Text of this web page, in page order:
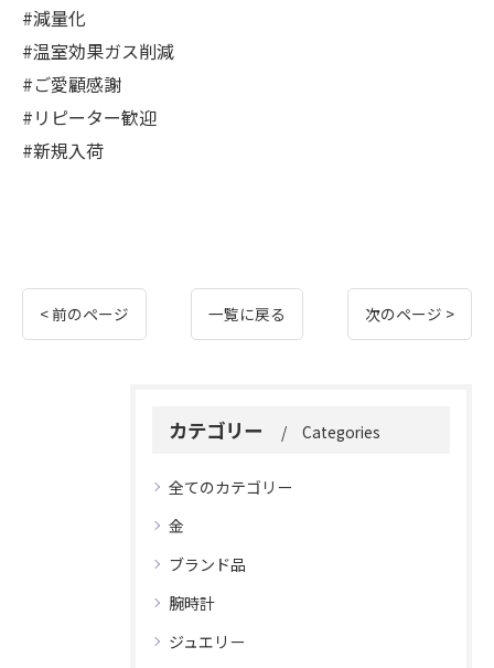
#減量化
#温室効果ガス削減
#ご愛顧感謝
#リピーター歓迎
#新規入荷
< 前のページ 一覧に戻る 次のページ >
カテゴリー Categories
全てのカテゴリー
金
ブランド品
腕時計
ジュエリー